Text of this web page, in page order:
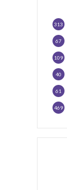
313
67
109
40
61
469